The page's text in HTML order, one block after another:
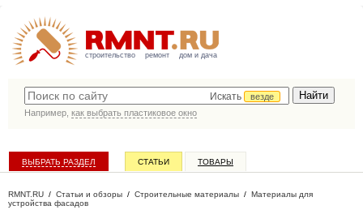
строительство ремонт дом и дача
Искать
везде
Например, как выбрать пластиковое окно
ВЫБРАТЬ РАЗДЕЛ СТАТЬИ ТОВАРЫ
RMNT.RU / Статьи и обзоры / Строительные материалы / Материалы для
устройства фасадов